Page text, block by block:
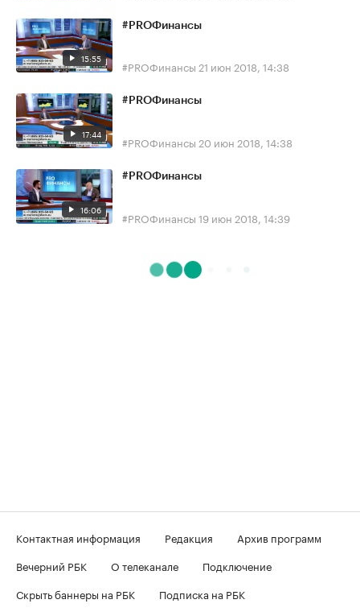
15:55
#PROФинансы
#PROФинансы 21 июн 2018, 14:38
17:44
#PROФинансы
#PROФинансы 20 июн 2018, 14:38
16:06
#PROФинансы
#PROФинансы 19 июн 2018, 14:39
Контактная информация Редакция
Архив программ
Вечерний РБК
О телеканале
Подключение
Скрыть баннеры на РБК
Подписка на РБК